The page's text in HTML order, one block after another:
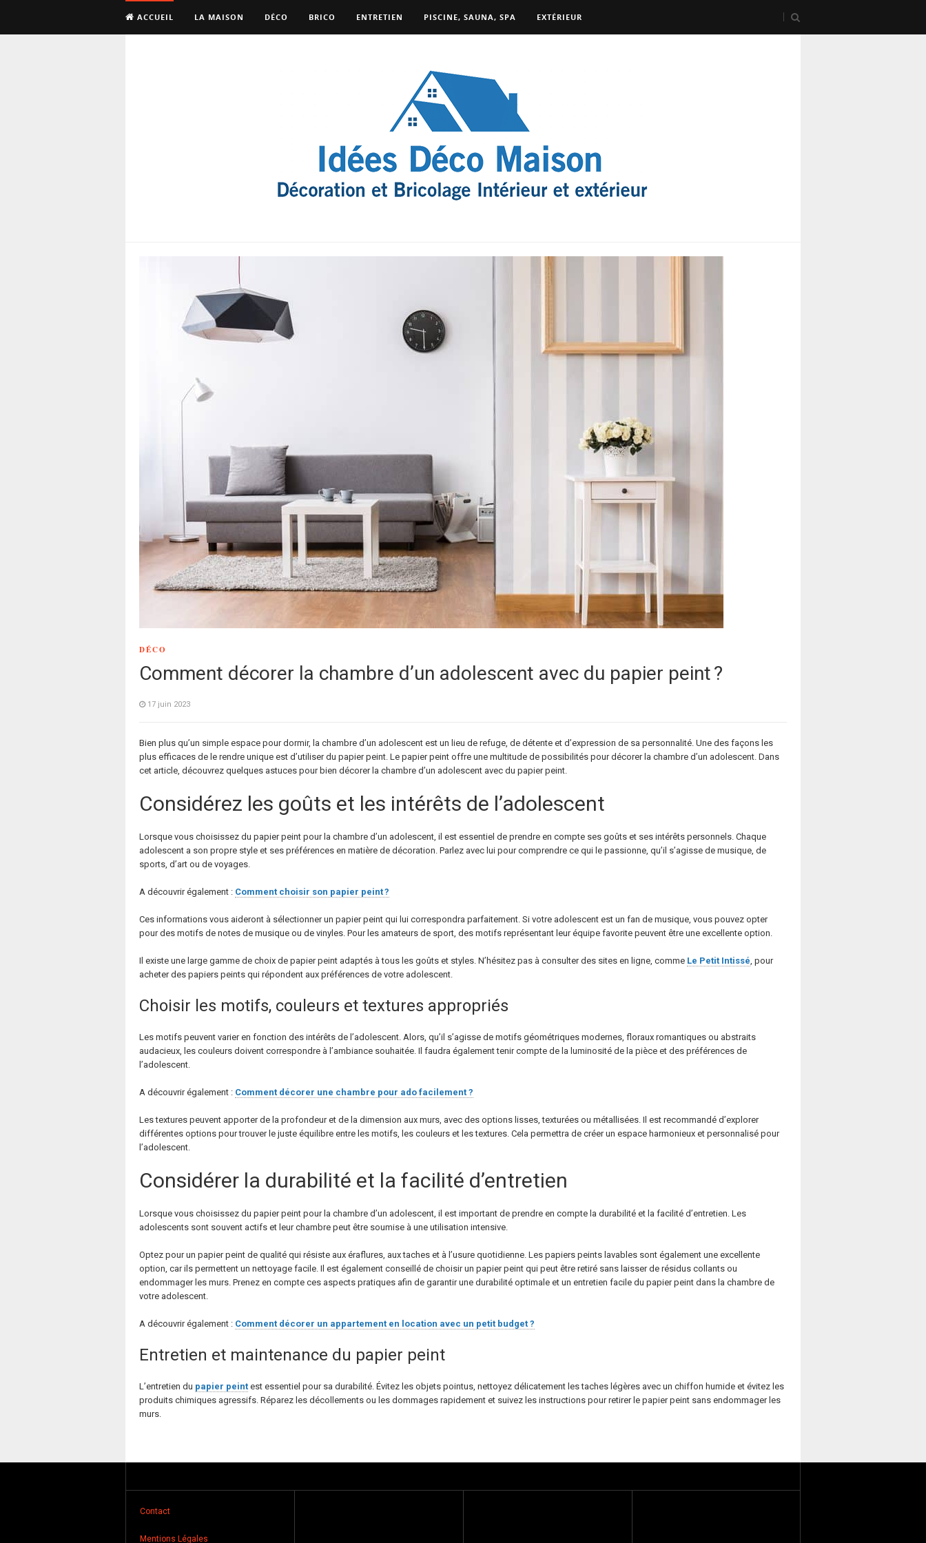
ACCUEIL LA MAISON DÉCO BRICO ENTRETIEN PISCINE, SAUNA, SPA EXTÉRIEUR
DÉCO
Comment décorer la chambre d’un adolescent avec du papier peint ?
17 juin 2023
Bien plus qu’un simple espace pour dormir, la chambre d’un adolescent est un lieu de refuge, de détente et d’expression de sa personnalité. Une des façons les
plus efficaces de le rendre unique est d’utiliser du papier peint. Le papier peint offre une multitude de possibilités pour décorer la chambre d’un adolescent. Dans
cet article, découvrez quelques astuces pour bien décorer la chambre d’un adolescent avec du papier peint.
Considérez les goûts et les intérêts de l’adolescent
Lorsque vous choisissez du papier peint pour la chambre d’un adolescent, il est essentiel de prendre en compte ses goûts et ses intérêts personnels. Chaque
adolescent a son propre style et ses préférences en matière de décoration. Parlez avec lui pour comprendre ce qui le passionne, qu’il s’agisse de musique, de
sports, d’art ou de voyages.
A découvrir également : Comment choisir son papier peint ?
Ces informations vous aideront à sélectionner un papier peint qui lui correspondra parfaitement. Si votre adolescent est un fan de musique, vous pouvez opter
pour des motifs de notes de musique ou de vinyles. Pour les amateurs de sport, des motifs représentant leur équipe favorite peuvent être une excellente option.
Il existe une large gamme de choix de papier peint adaptés à tous les goûts et styles. N’hésitez pas à consulter des sites en ligne, comme Le Petit Intissé, pour
acheter des papiers peints qui répondent aux préférences de votre adolescent.
Choisir les motifs, couleurs et textures appropriés
Les motifs peuvent varier en fonction des intérêts de l’adolescent. Alors, qu’il s’agisse de motifs géométriques modernes, floraux romantiques ou abstraits
audacieux, les couleurs doivent correspondre à l’ambiance souhaitée. Il faudra également tenir compte de la luminosité de la pièce et des préférences de
l’adolescent.
A découvrir également : Comment décorer une chambre pour ado facilement ?
Les textures peuvent apporter de la profondeur et de la dimension aux murs, avec des options lisses, texturées ou métallisées. Il est recommandé d’explorer
différentes options pour trouver le juste équilibre entre les motifs, les couleurs et les textures. Cela permettra de créer un espace harmonieux et personnalisé pour
l’adolescent.
Considérer la durabilité et la facilité d’entretien
Lorsque vous choisissez du papier peint pour la chambre d’un adolescent, il est important de prendre en compte la durabilité et la facilité d’entretien. Les
adolescents sont souvent actifs et leur chambre peut être soumise à une utilisation intensive.
Optez pour un papier peint de qualité qui résiste aux éraflures, aux taches et à l’usure quotidienne. Les papiers peints lavables sont également une excellente
option, car ils permettent un nettoyage facile. Il est également conseillé de choisir un papier peint qui peut être retiré sans laisser de résidus collants ou
endommager les murs. Prenez en compte ces aspects pratiques afin de garantir une durabilité optimale et un entretien facile du papier peint dans la chambre de
votre adolescent.
A découvrir également : Comment décorer un appartement en location avec un petit budget ?
Entretien et maintenance du papier peint
L’entretien du papier peint est essentiel pour sa durabilité. Évitez les objets pointus, nettoyez délicatement les taches légères avec un chiffon humide et évitez les
produits chimiques agressifs. Réparez les décollements ou les dommages rapidement et suivez les instructions pour retirer le papier peint sans endommager les
murs.
Contact
Mentions Légales